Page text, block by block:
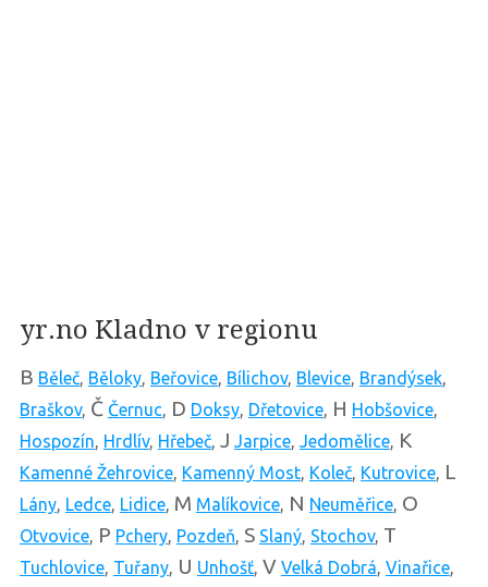
yr.no Kladno v regionu
B Běleč, Běloky, Beřovice, Bílichov, Blevice, Brandýsek,
Braškov, Č Černuc, D Doksy, Dřetovice, H Hobšovice,
Hospozín, Hrdlív, Hřebeč, J Jarpice, Jedomělice, K
Kamenné Žehrovice, Kamenný Most, Koleč, Kutrovice, L
Lány, Ledce, Lidice, M Malíkovice, N Neuměřice, O
Otvovice, P Pchery, Pozdeň, S Slaný, Stochov, T
Tuchlovice, Tuřany, U Unhošť, V Velká Dobrá, Vinařice,